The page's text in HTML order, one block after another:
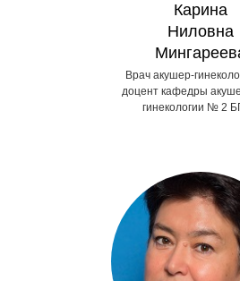
Карина
Ниловна
Врач акушер-
доцент кафедры
гинекологии № 2